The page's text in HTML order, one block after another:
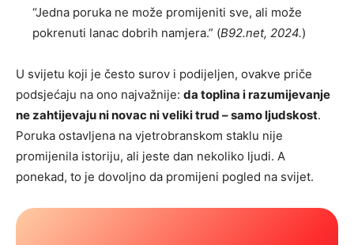
“Jedna poruka ne može promijeniti sve, ali može
pokrenuti lanac dobrih namjera.” (B92.net, 2024.)
U svijetu koji je često surov i podijeljen, ovakve priče
podsjećaju na ono najvažnije: da toplina i razumijevanje
ne zahtijevaju ni novac ni veliki trud – samo ljudskost.
Poruka ostavljena na vjetrobranskom staklu nije
promijenila istoriju, ali jeste dan nekoliko ljudi. A
ponekad, to je dovoljno da promijeni pogled na svijet.